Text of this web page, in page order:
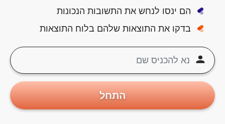
הם ינסו לנחש את התשובות הנכונות
בדקו את התוצאות שלהם בלוח התוצאות
התחל